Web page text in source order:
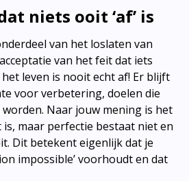
niets ooit ‘af’ is
van het loslaten van
van het feit dat iets
leven is nooit echt af! Er blijft
voor verbetering, doelen die
Naar jouw mening is het
maar perfectie bestaat niet en
Dit betekent eigenlijk dat je
impossible’ voorhoudt en dat